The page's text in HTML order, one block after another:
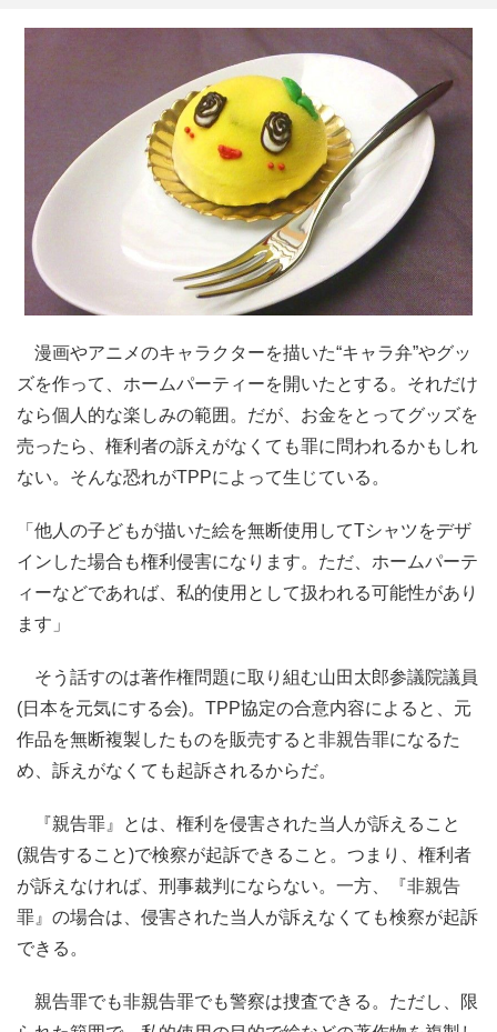
漫画やアニメのキャラクターを描いた“キャラ弁”やグッ
ズを作って、ホームパーティーを開いたとする。それだけ
なら個人的な楽しみの範囲。だが、お金をとってグッズを
売ったら、権利者の訴えがなくても罪に問われるかもしれ
ない。そんな恐れがTPPによって生じている。
「他人の子どもが描いた絵を無断使用してTシャツをデザ
インした場合も権利侵害になります。ただ、ホームパーテ
ィーなどであれば、私的使用として扱われる可能性があり
ます」
そう話すのは著作権問題に取り組む山田太郎参議院議員
(日本を元気にする会)。TPP協定の合意内容によると、元
作品を無断複製したものを販売すると非親告罪になるた
め、訴えがなくても起訴されるからだ。
『親告罪』とは、権利を侵害された当人が訴えること
(親告すること)で検察が起訴できること。つまり、権利者
が訴えなければ、刑事裁判にならない。一方、『非親告
罪』の場合は、侵害された当人が訴えなくても検察が起訴
できる。
親告罪でも非親告罪でも警察は捜査できる。ただし、限